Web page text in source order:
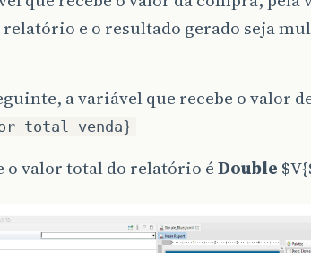
relatório e o resultado gerado seja
a variável que recebe o valor
o valor total do relatório éDouble